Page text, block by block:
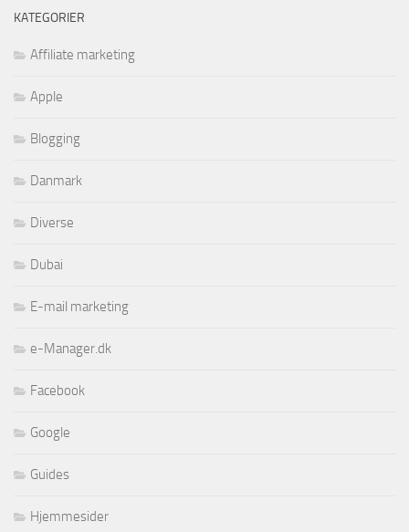
KATEGORIER
Affiliate marketing
Apple
Blogging
Danmark
Diverse
Dubai
E-mail marketing
e-Manager.dk
Facebook
Google
Guides
Hjemmesider